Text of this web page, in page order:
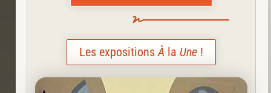
Les expositionsÀ la Une !